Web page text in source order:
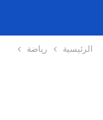
الرئيسية رياضة